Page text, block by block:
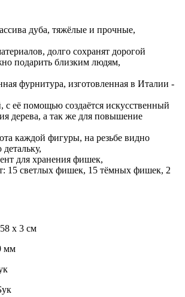
дуба, тяжёлые и прочные,
долго сохранят дорогой
подарить близким людям,
фурнитура, изготовленная в Италии -
её помощью создаётся искусственный
дерева, а так же для повышение
каждой фигуры, на резьбе видно
для хранения фишек,
15 светлых фишек, 15 тёмных фишек, 2
x 3 см
мм